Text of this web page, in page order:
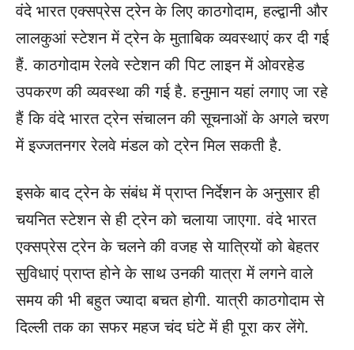
वंदे भारत एक्सप्रेस ट्रेन के लिए काठगोदाम, हल्द्वानी और
लालकुआं स्टेशन में ट्रेन के मुताबिक व्यवस्थाएं कर दी गई
हैं. काठगोदाम रेलवे स्टेशन की पिट लाइन में ओवरहेड
उपकरण की व्यवस्था की गई है. हनुमान यहां लगाए जा रहे
हैं कि वंदे भारत ट्रेन संचालन की सूचनाओं के अगले चरण
में इज्जतनगर रेलवे मंडल को ट्रेन मिल सकती है.
इसके बाद ट्रेन के संबंध में प्राप्त निर्देशन के अनुसार ही
चयनित स्टेशन से ही ट्रेन को चलाया जाएगा. वंदे भारत
एक्सप्रेस ट्रेन के चलने की वजह से यात्रियों को बेहतर
सुविधाएं प्राप्त होने के साथ उनकी यात्रा में लगने वाले
समय की भी बहुत ज्यादा बचत होगी. यात्री काठगोदाम से
दिल्ली तक का सफर महज चंद घंटे में ही पूरा कर लेंगे.